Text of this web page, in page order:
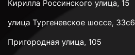
Кирилла Россинского улица, 15
улица Тургеневское шоссе, 33с6
Пригородная улица, 105